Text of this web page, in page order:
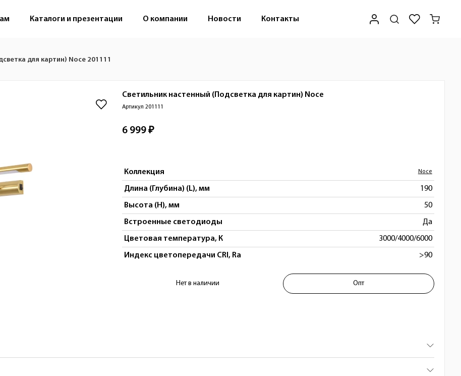
Каталоги и презентации О компании Новости Контакты
для картин) Noce 201111
Светильник настенный (Подсветка для картин) Noce
Артикул 201111
6 999 ₽
Коллекция Noce
Длина (Глубина) (L), мм 190
Высота (H), мм 50
Встроенные светодиоды Да
Цветовая температура, К 3000/4000/6000
Индекс цветопередачи CRI, Ra >90
Купить Светильник настенный (Подсветка для картин)
Нет в наличии Опт